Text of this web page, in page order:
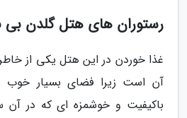
رستوران های هتل گلدن بی
غذا خوردن در این هتل یکی از
آن است زیرا فضای بسیار خوب
باکیفیت و خوشمزه ای که در آن